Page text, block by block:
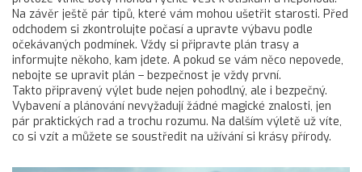
Na závěr ještě pár tipů, které vám mohou ušetřit starosti. Před
odchodem si zkontrolujte počasí a upravte výbavu podle
očekávaných podmínek. Vždy si připravte plán trasy a
informujte někoho, kam jdete. A pokud se vám něco nepovede,
nebojte se upravit plán – bezpečnost je vždy první.
Takto připravený výlet bude nejen pohodlný, ale i bezpečný.
Vybavení a plánování nevyžadují žádné magické znalosti, jen
pár praktických rad a trochu rozumu. Na dalším výletě už víte,
co si vzít a můžete se soustředit na užívání si krásy přírody.